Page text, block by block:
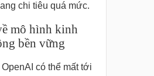
chi tiêu quá mức.
mô hình kinh
bền vững
có thể mất tới